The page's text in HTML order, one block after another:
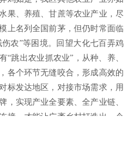
果、养殖、甘蔗等农业产业，尽
上名列全国前茅，但仍时常面临
伤农”等困境。回望大化七百弄鸡
“跳出农业抓农业”，从种、养、
各个环节无缝咬合，形成高效的
标发达地区，对接市场需求，用
，实现产业全要素、全产业链、
接，才能让广袤乡村打造出一个